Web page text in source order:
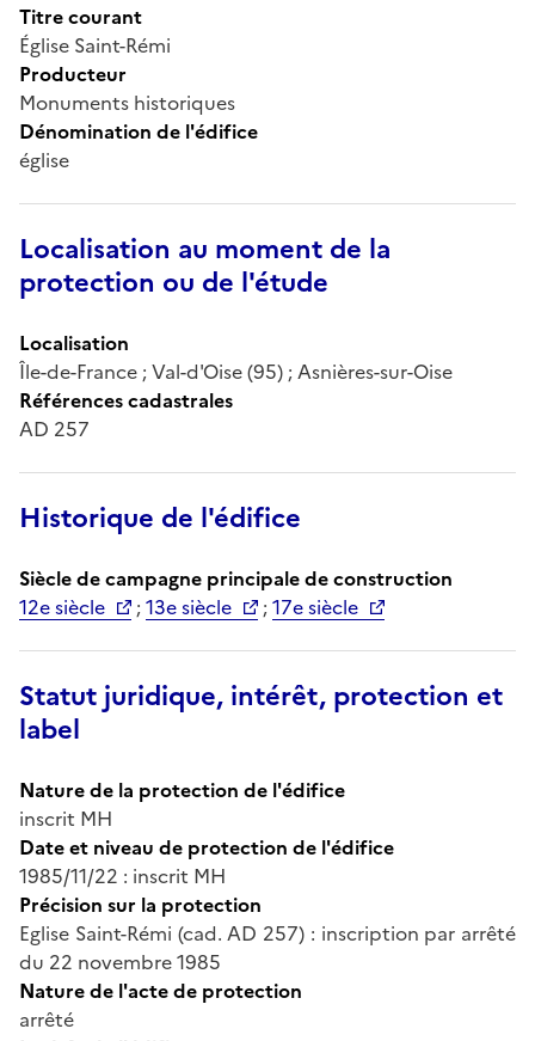
Titre courant
Église Saint-Rémi
Producteur
Monuments historiques
Dénomination de l'édifice
église
Localisation au moment de la
protection ou de l'étude
Localisation
Île-de-France ; Val-d'Oise (95) ; Asnières-sur-Oise
Références cadastrales
AD 257
Historique de l'édifice
Siècle de campagne principale de construction
12e siècle
;13e siècle ;17e siècle
Statut juridique, intérêt, protection et
label
Nature de la protection de l'édifice
inscrit MH
Date et niveau de protection de l'édifice
1985/11/22 : inscrit MH
Précision sur la protection
Eglise Saint-Rémi (cad. AD 257) : inscription par arrêté
du 22 novembre 1985
Nature de l'acte de protection
arrêté